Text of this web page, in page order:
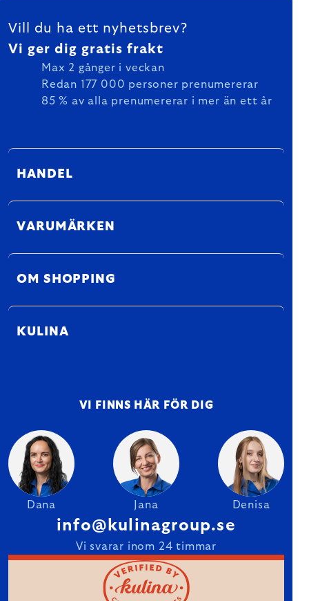
Vill du ha ett nyhetsbrev?
Vi ger dig gratis frakt
Max 2 gånger i veckan
Redan 177 000 personer prenumererar
85 % av alla prenumererar i mer än ett år
HANDEL
VARUMÄRKEN
OM SHOPPING
KULINA
VI FINNS HÄR FÖR DIG
Dana Jana Denisa
info@kulinagroup.se
Vi svarar inom 24 timmar